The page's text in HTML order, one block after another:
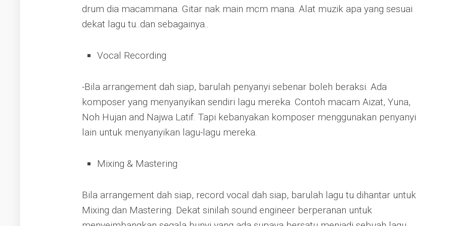
drum dia macammana. Gitar nak main mcm mana. Alat muzik apa yang sesuai
dekat lagu tu..dan sebagainya..
Vocal Recording
-Bila arrangement dah siap, barulah penyanyi sebenar boleh beraksi. Ada
komposer yang menyanyikan sendiri lagu mereka. Contoh macam Aizat, Yuna,
Noh Hujan and Najwa Latif. Tapi kebanyakan komposer menggunakan penyanyi
lain untuk menyanyikan lagu-lagu mereka.
Mixing & Mastering
Bila arrangement dah siap, record vocal dah siap, barulah lagu tu dihantar untuk
Mixing dan Mastering. Dekat sinilah sound engineer berperanan untuk